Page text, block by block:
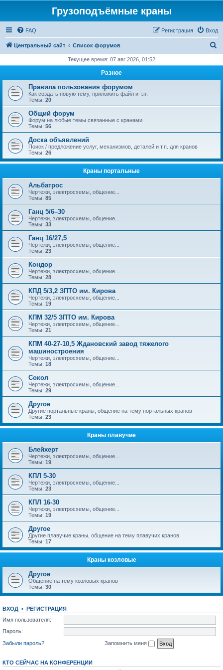
Грузоподъёмные краны
FAQ Вход
Регистрация
Центральный сайт Список форумов
с
Текущее время: 07 авг 2026, 01:52
Разное
Правила пользования форумом
Как создать новую тему, приложить файл и т.п.
Темы: 20
Общий форум
Форум на любые темы связанные с кранами.
Темы: 56
Доска объявлений
Поиск / предложение услуг, механизмов, деталей и т.п. для кранов
Темы: 26
Краны портальные
Альбатрос
Чертежи, электросхемы, общение...
Темы: 85
Ганц 5/6–30
Чертежи, электросхемы, общение...
Темы: 33
Ганц 16/27,5
Чертежи, электросхемы, общение...
Темы: 23
Кондор
Чертежи, электросхемы, общение...
Темы: 28
КПД 5/3,2 ЗПТО им. Кирова
Чертежи, электросхемы, общение...
Темы: 19
КПМ 32/5 ЗПТО им. Кирова
Чертежи, электросхемы, общение...
Темы: 21
КПМ 40-27-10,5 Ждановский завод тяжелого
машиностроения
Чертежи, электросхемы, общение...
Темы: 18
Сокол
Чертежи, электросхемы, общение...
Темы: 29
Другое
Другие портальные краны, общение на тему портальных кранов
Темы: 23
Краны плавучие
Блейхерт
Чертежи, электросхемы, общение...
Темы: 19
КПЛ 5-30
Чертежи, электросхемы, общение...
Темы: 23
КПЛ 16-30
Чертежи, электросхемы, общение...
Темы: 19
Другое
Другие плавучие краны, общение на тему плавучих кранов
Темы: 17
Краны козловые
Другое
Общение на тему козловых кранов
Темы: 30
ВХОД • РЕГИСТРАЦИЯ
Имя пользователя:
Пароль:
Забыли пароль?
Запомнить меня
КТО СЕЙЧАС НА КОНФЕРЕНЦИИ